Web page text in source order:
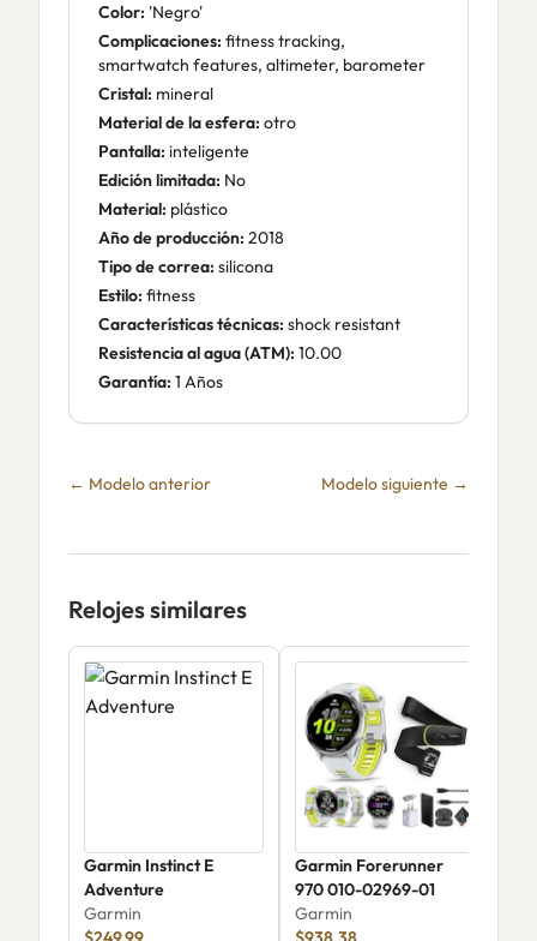
Color: 'Negro'
Complicaciones: fitness tracking,
smartwatch features, altimeter, barometer
Cristal: mineral
Material de la esfera: otro
Pantalla: inteligente
Edición limitada: No
Material: plástico
Año de producción: 2018
Tipo de correa: silicona
Estilo: fitness
Características técnicas: shock resistant
Resistencia al agua (ATM): 10.00
Garantía: 1 Años
← Modelo anterior Modelo siguiente →
Relojes similares
Garmin Instinct E
Adventure
Garmin
Garmin Forerunner
970 010-02969-01
Garmin